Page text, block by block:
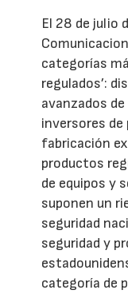
El 28 de julio
categorías
regulados’:
avanzados
inversores
fabricación
productos
de equipos y
suponen un
seguridad
seguridad y
categoría de